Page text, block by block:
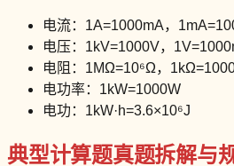
电流：1A=1000mA，
电压：1kV=1000V，
电阻：1MΩ=10⁶Ω，
电功率：1kW=1000W
电功：1kW·h=3.6×10⁶J
典型计算题真题拆解与